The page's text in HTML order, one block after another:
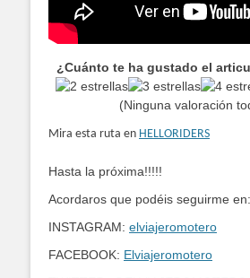
¿Cuánto te ha gustado el
(Ninguna valoración
Mira esta ruta en HELLORIDERS
Hasta la próxima!!!!!
Acordaros que podéis seguirme en:
INSTAGRAM: elviajeromotero
FACEBOOK: Elviajeromotero